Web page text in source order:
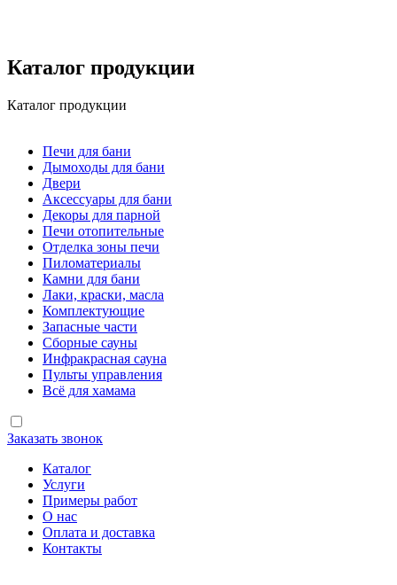
Каталог продукции
Каталог продукции
Печи для бани
Дымоходы для бани
Двери
Аксессуары для бани
Декоры для парной
Печи отопительные
Отделка зоны печи
Пиломатериалы
Камни для бани
Лаки, краски, масла
Комплектующие
Запасные части
Сборные сауны
Инфракрасная сауна
Пульты управления
Всё для хамама
Заказать звонок
Каталог
Услуги
Примеры работ
О нас
Оплата и доставка
Контакты